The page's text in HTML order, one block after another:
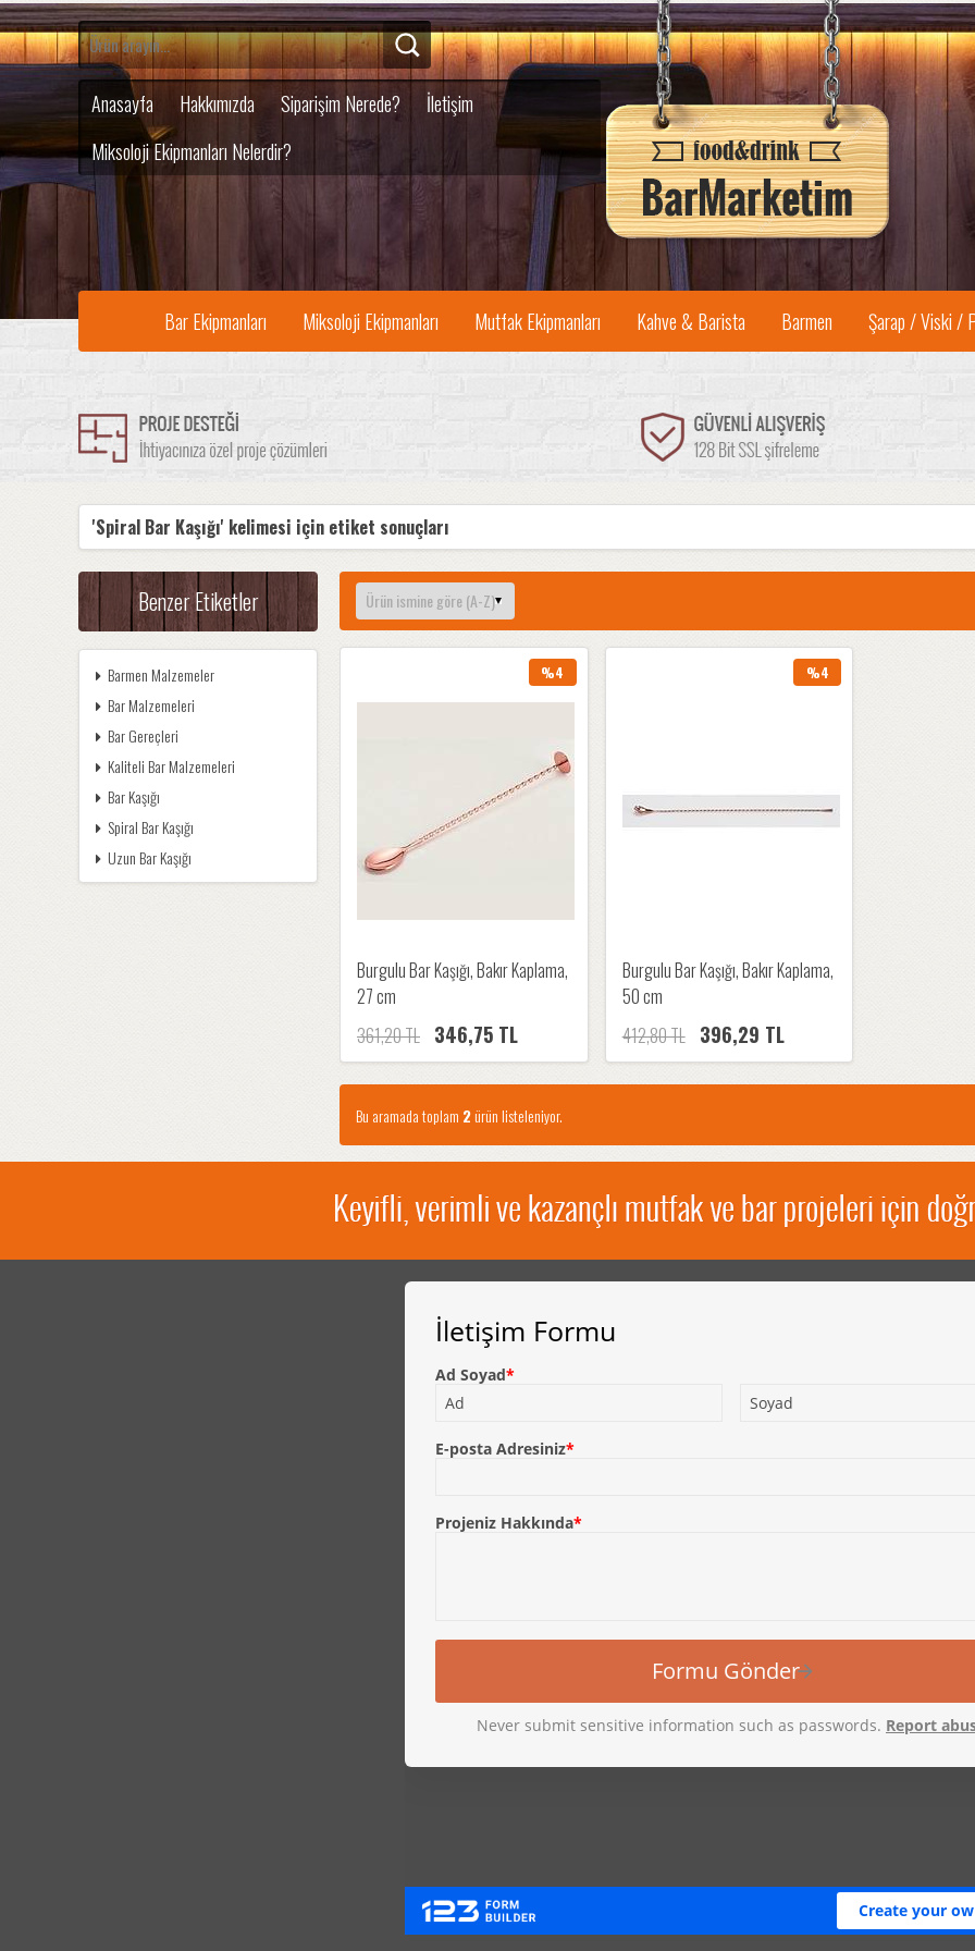
Anasayfa Hakkımızda Siparişim Nerede?
İletişim
Miksoloji Ekipmanları Nelerdir?
Bar Ekipmanları Miksoloji Ekipmanları Mutfak Ekipmanları Kahve & Barista Barmen Şarap / Viski /
'Spiral Bar Kaşığı' kelimesi için etiket sonuçları
Benzer Etiketler
Barmen Malzemeler
Bar Malzemeleri
Bar Gereçleri
Kaliteli Bar Malzemeleri
Bar Kaşığı
Spiral Bar Kaşığı
Uzun Bar Kaşığı
Burgulu Bar Kaşığı, Bakır Kaplama,
27 cm
361,20 TL 346,75 TL
%4
Burgulu Bar Kaşığı, Bakır Kaplama,
50 cm
412,80 TL 396,29 TL
%4
Bu aramada toplam 2ürün listeleniyor.